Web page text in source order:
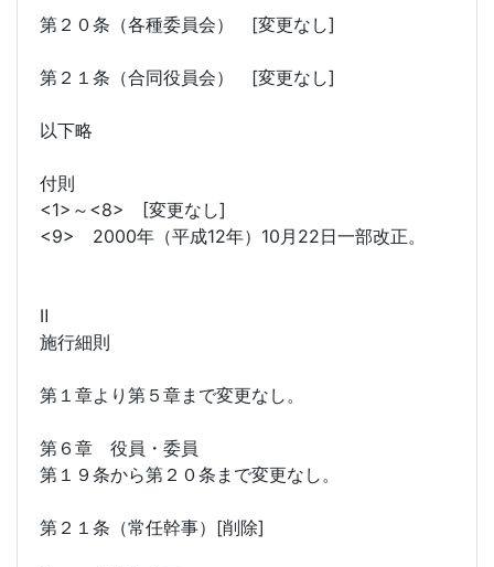
第２０条（各種委員会） [変更なし]
第２１条（合同役員会） [変更なし]
以下略
付則
<1>～<8> [変更なし]
<9> 2000年（平成12年）10月22日一部改正。
Ⅱ
施行細則
第１章より第５章まで変更なし。
第６章 役員・委員
第１９条から第２０条まで変更なし。
第２１条（常任幹事）[削除]